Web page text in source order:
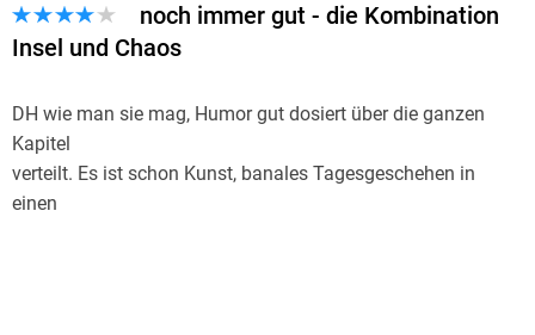
Freundin deren Pension auf Norderney übernehmen. Kann
das gut gehen? Ihre Schwester Christine kommt mit und
am Laufen zu halten. Ihre Eintreffen sorgt für Wirbel und alte
Liebschaften und Feindschaften werden wieder wach und
das Karussell dreht sich immer schneller und dann kommen
auch noch Charlotte und Heinz auf die Insel um ihren
noch immer gut - die Kombination
Insel und Chaos
DH wie man sie mag, Humor gut dosiert über die ganzen
Kapitel
verteilt. Es ist schon Kunst, banales Tagesgeschehen in
einen